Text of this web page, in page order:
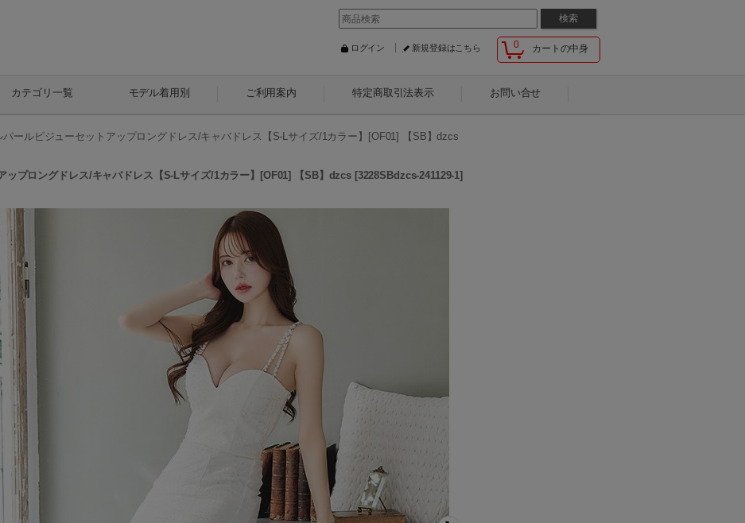
0 カートの中身
ログイン 新規登録はこちら
カテゴリ一覧 モデル着用別 ご利用案内 特定商取引法表示 お問い合せ
パールビジューセットアップロングドレス/キャバドレス【S-Lサイズ/1カラー】[OF01] 【SB】dzcs
ップロングドレス/キャバドレス【S-Lサイズ/1カラー】[OF01] 【SB】dzcs [3228SBdzcs-241129-1]